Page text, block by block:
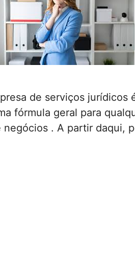
de serviços jurídicos
fórmula geral para
. A partir daqui,